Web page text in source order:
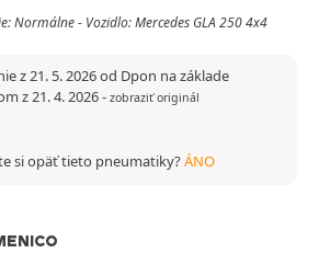
Normálne - Vozidlo: Mercedes GLA 250 4x4
z 21. 5. 2026 od Dpon na základe
z 21. 4. 2026- zobraziť originál
si opäť tieto pneumatiky?ÁNO